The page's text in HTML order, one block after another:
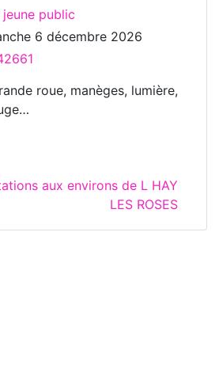
public
6 décembre 2026
roue, manèges, lumière,
aux environs de L HAY
LES ROSES